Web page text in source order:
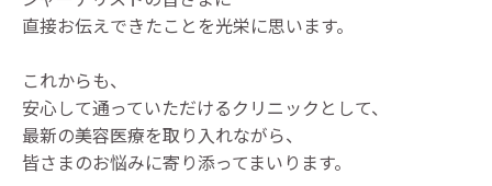
直接お伝えできたことを光栄に思います。
これからも、
安心して通っていただけるクリニックとして、
最新の美容医療を取り入れながら、
皆さまのお悩みに寄り添ってまいります。